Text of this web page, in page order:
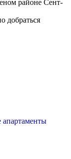
районе Сент-
добраться
апартаменты